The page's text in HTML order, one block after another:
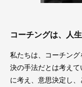
コーチングは、人
私たちは、コーチン
決の手法だとは考え
に考え、意思決定し、